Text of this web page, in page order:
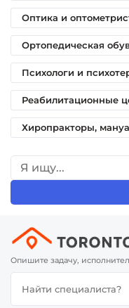
Оптика и
Ортопедическая
Психологи и
Реабилитационные
Хиропракторы,
Опишите задачу,